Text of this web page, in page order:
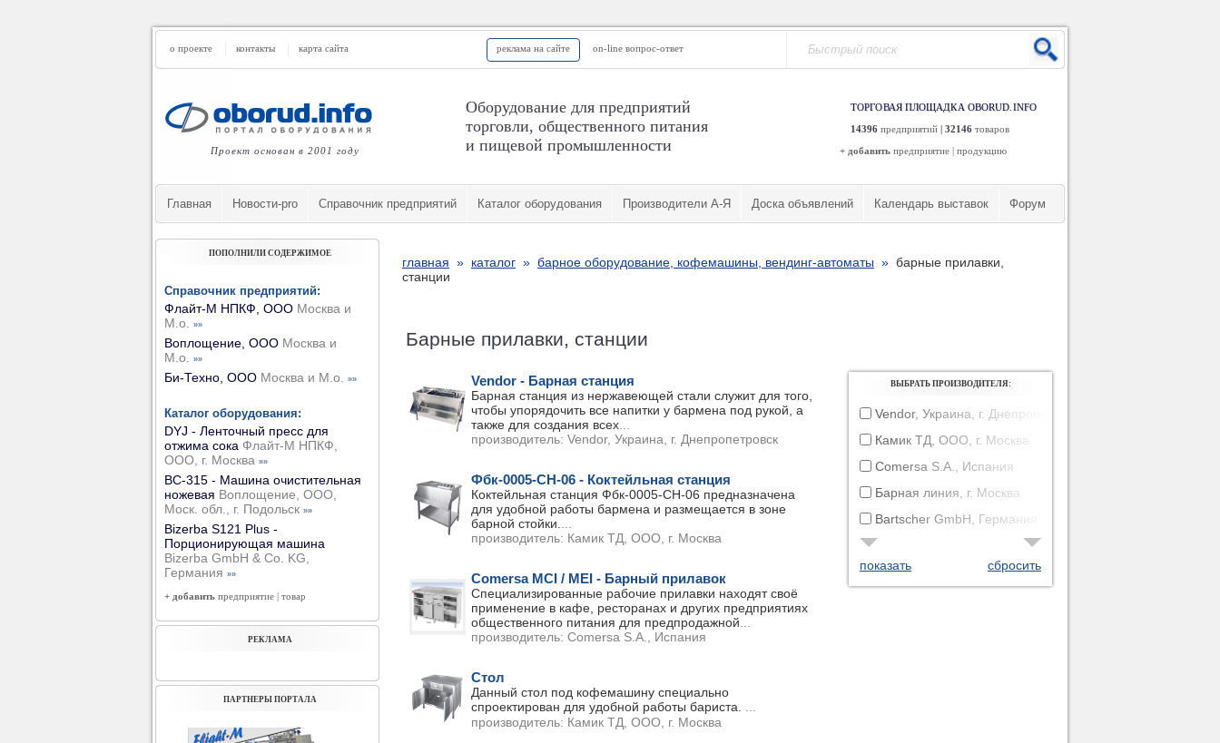
о проекте контакты карта сайта реклама на сайте on-line вопрос-ответ
Проект основан в 2001 году
Оборудование для предприятий
торговли, общественного питания
и пищевой промышленности
ТОРГОВАЯ ПЛОЩАДКА OBORUD.INFO
14396 предприятий | 32146 товаров
+ добавить предприятие | продукцию
Главная Новости-pro Cправочник предприятий Каталог оборудования Производители А-Я Доска объявлений Календарь выставок Форум
главная » каталог » барное оборудование, кофемашины, вендинг-автоматы » барные прилавки,
станции
Барные прилавки, станции
Vendor - Барная станция
Барная станция из нержавеющей стали служит для того,
чтобы упорядочить все напитки у бармена под рукой, а
также для создания всех
производитель: Vendor, Украина, г. Днепропетровск
Фбк-0005-СН-06 - Коктейльная станция
Коктейльная станция Фбк-0005-СН-06 предназначена
для удобной работы бармена и размещается в зоне
барной стойки.
производитель: Камик ТД, ООО, г. Москва
Comersa MCI / MEI - Барный прилавок
Специализированные рабочие прилавки находят своё
применение в кафе, ресторанах и других предприятиях
общественного питания для предпродажной
производитель: Comersa S.A., Испания
Стол
Данный стол под кофемашину специально
спроектирован для удобной работы бариста.
производитель: Камик ТД, ООО, г. Москва
ВЫБРАТЬ ПРОИЗВОДИТЕЛЯ:
Vendor, Украина, г. Днепропетровск
Камик ТД, ООО, г. Москва
Comersa S.A., Испания
Барная линия, г. Москва
Bartscher GmbH, Германия
показать сбросить
ПОПОЛНИЛИ СОДЕРЖИМОЕ
Справочник предприятий:
Флайт-М НПКФ, ООО Москва и
М.о.
»»
Воплощение, ООО Москва и
М.о.
»»
Би-Техно, ООО Москва и М.о. »»
Каталог оборудования:
DYJ - Ленточный пресс для
отжима сока Флайт-М НПКФ,
ООО, г. Москва »»
ВС-315 - Машина очистительная
ножевая Воплощение, ООО,
Моск. обл., г. Подольск »»
Bizerba S121 Plus -
Порционирующая машина
Bizerba GmbH & Co. KG,
Германия »»
+ добавить предприятие | товар
РЕКЛАМА
ПАРТНЕРЫ ПОРТАЛА